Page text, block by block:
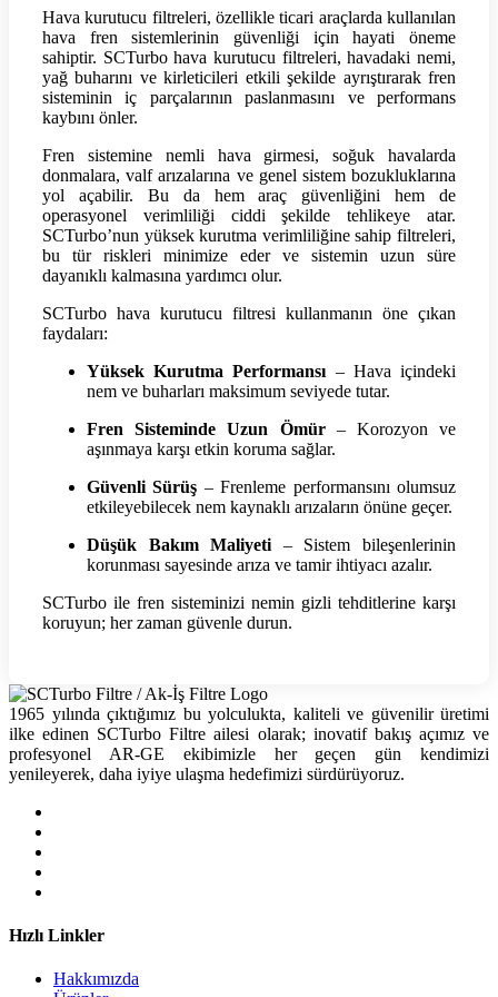
Hava kurutucu filtreleri, özellikle ticari araçlarda kullanılan
hava fren sistemlerinin güvenliği için hayati öneme
sahiptir. SCTurbo hava kurutucu filtreleri, havadaki nemi,
yağ buharını ve kirleticileri etkili şekilde ayrıştırarak fren
sisteminin iç parçalarının paslanmasını ve performans
kaybını önler.
Fren sistemine nemli hava girmesi, soğuk havalarda
donmalara, valf arızalarına ve genel sistem bozukluklarına
yol açabilir. Bu da hem araç güvenliğini hem de
operasyonel verimliliği ciddi şekilde tehlikeye atar.
SCTurbo’nun yüksek kurutma verimliliğine sahip filtreleri,
bu tür riskleri minimize eder ve sistemin uzun süre
dayanıklı kalmasına yardımcı olur.
SCTurbo hava kurutucu filtresi kullanmanın öne çıkan
faydaları:
Yüksek Kurutma Performansı – Hava içindeki
nem ve buharları maksimum seviyede tutar.
Fren Sisteminde Uzun Ömür– Korozyon ve
aşınmaya karşı etkin koruma sağlar.
Güvenli Sürüş – Frenleme performansını olumsuz
etkileyebilecek nem kaynaklı arızaların önüne geçer.
Düşük Bakım Maliyeti – Sistem bileşenlerinin
korunması sayesinde arıza ve tamir ihtiyacı azalır.
SCTurbo ile fren sisteminizi nemin gizli tehditlerine karşı
koruyun; her zaman güvenle durun.
1965 yılında çıktığımız bu yolculukta, kaliteli ve güvenilir üretimi
ilke edinen SCTurbo Filtre ailesi olarak; inovatif bakış açımız ve
profesyonel AR-GE ekibimizle her geçen gün kendimizi
yenileyerek, daha iyiye ulaşma hedefimizi sürdürüyoruz.
Hızlı Linkler
Hakkımızda